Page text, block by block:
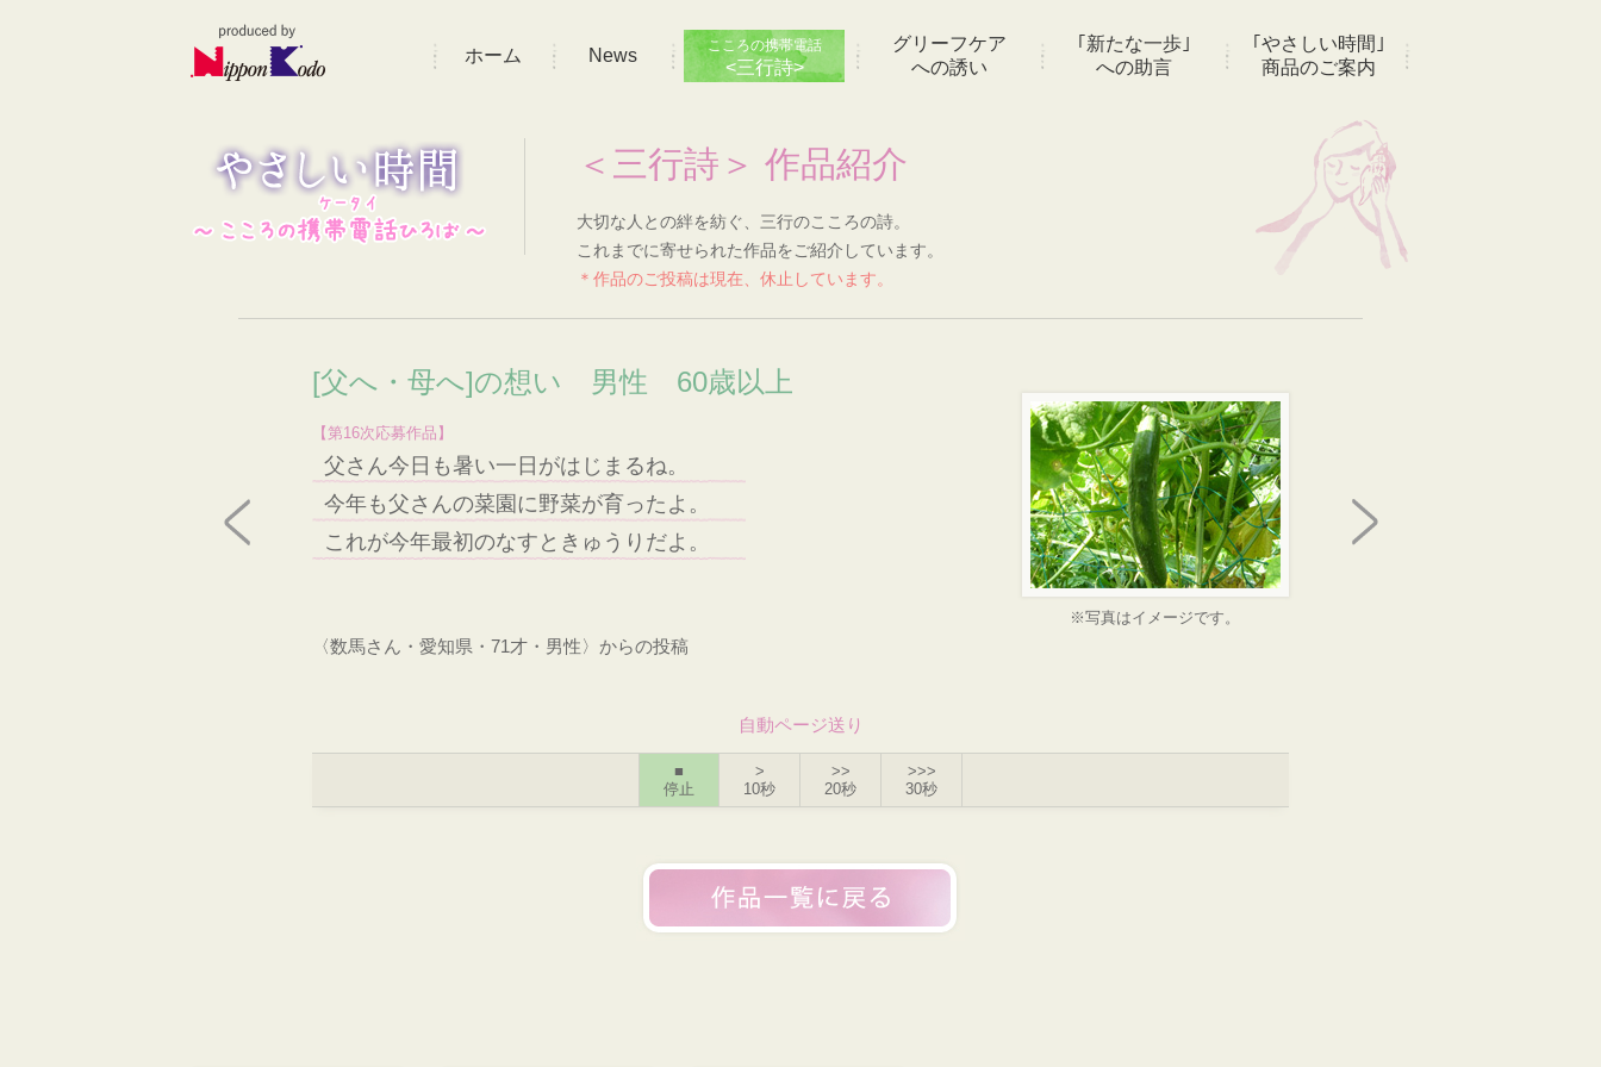
ホーム News こころの携帯電話
<三行詩>
グリーフケア
への誘い
｢新たな一歩｣
への助言
｢やさしい時間｣
商品のご案内
＜三行詩＞ 作品紹介
大切な人との絆を紡ぐ、三行のこころの詩。
これまでに寄せられた作品をご紹介しています。
＊作品のご投稿は現在、休止しています。
[父へ・母へ]の想い 男性 60歳以上
【第16次応募作品】
父さん今日も暑い一日がはじまるね。
今年も父さんの菜園に野菜が育ったよ。
これが今年最初のなすときゅうりだよ。
※写真はイメージです。
〈数馬さん・愛知県・71才・男性〉からの投稿
自動ページ送り
■
停止
>
10秒
>>
20秒
>>>
30秒